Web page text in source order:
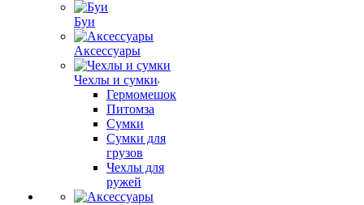
Буи
Аксессуары
Чехлы и сумки
Гермомешок
Питомза
Сумки
Сумки для
грузов
Чехлы для
ружей